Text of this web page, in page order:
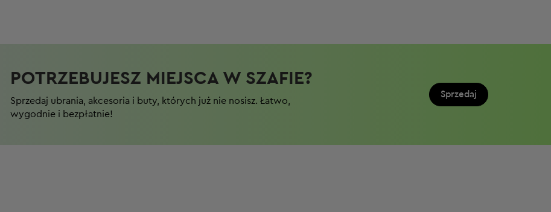
POTRZEBUJESZ MIEJSCA W SZAFIE?​
Sprzedaj ubrania, akcesoria i buty, których już nie nosisz. Łatwo,
wygodnie i bezpłatnie!
Sprzedaj